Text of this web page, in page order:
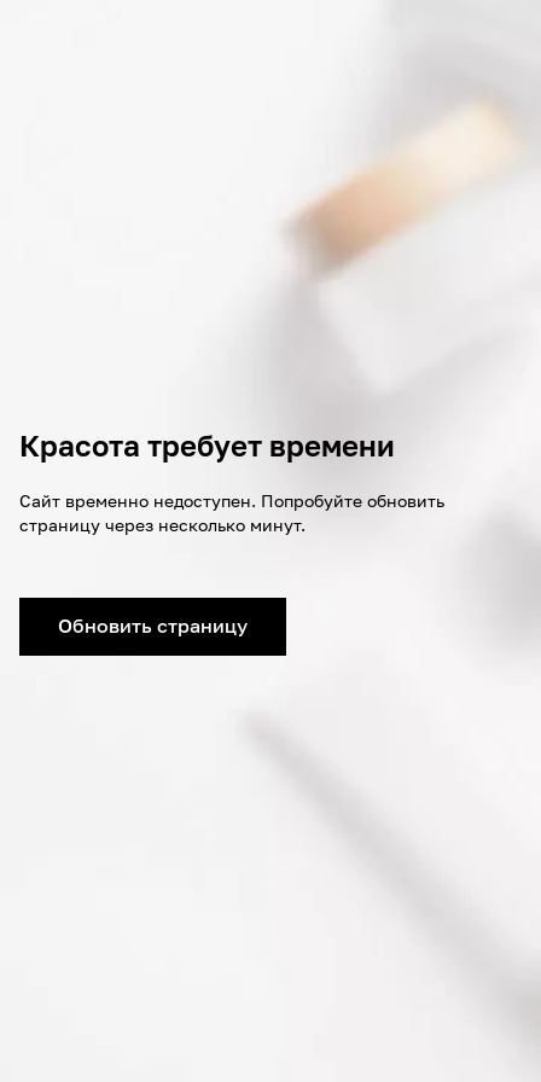
Красота требует времени
Сайт временно недоступен. Попробуйте обновить
страницу через несколько минут.
Обновить страницу